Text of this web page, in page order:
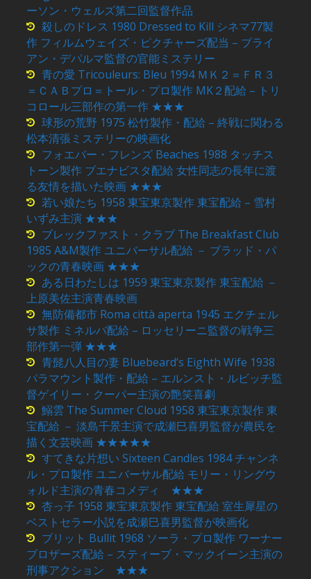
ーソン・ウェルズ第二回監督作品
殺しのドレス 1980 Dressed to Kill シネマ77製
作 フィルムウェイズ・ピクチャーズ配当 – ブライ
アン・デパルマ監督の官能ミステリー
青の愛 Tricouleurs: Bleu 1994 ＭＫ２＝ＦＲ３
＝ＣＡＢプロ＝トール・プロ製作 MK２配給 – トリ
コロール三部作の第一作 ★★★
球形の荒野 1975 松竹製作・配給 – 終戦に関わる
松本清張ミステリーの映画化
フォエバー・フレンズ Beaches 1988 タッチス
トーン製作 ブエナビスタ配給 女性同志の長年に渡
る友情を描いた映画 ★★★
若い娘たち 1958 東宝東京製作 東宝配給 – 雪村
いずみ主演 ★★★
ブレックファスト・クラブ The Breakfast Club
1985 A&M製作 ユニバーサル配給 － ブラッド・パ
ックの青春映画 ★★★
ある日わたしは 1959 東宝東京製作 東宝配給 －
上原美佐主演青春映画
無防備都市 Roma città aperta 1945 エクチェル
サ製作 ミネルバ配給 – ロッセリーニ監督の戦争三
部作第一弾 ★★★
青髭八人目の妻 Bluebeard’s Eighth Wife 1938
パラマウント製作・配給 – エルンスト・ルビッチ監
督ゲイリー・クーパー主演の艶笑喜劇
鰯雲 The Summer Cloud 1958 東宝東京製作 東
宝配給 － 淡島千景主演で成瀬巳喜男監督が農民を
描く文芸映画 ★★★★★
すてきな片想い Sixteen Candles 1984 チャンネ
ル・プロ製作 ユニバーサル配給 モリー・リングウ
ォルド主演の青春コメディ ★★★
杏っ子 1958 東宝東京製作 東宝配給 室生犀星の
ベストセラー小説を成瀬巳喜男監督が映画化
ブリット Bullit 1968 ソーラ・プロ製作 ワーナー
ブロザーズ配給 – スティーブ・マックイーン主演の
刑事アクション ★★★